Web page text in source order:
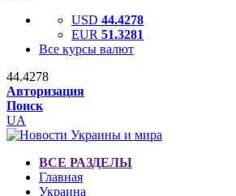
USD 44.4278
EUR 51.3281
Все курсы валют
44.4278
Авторизация
Поиск
UA
ВСЕ РАЗДЕЛЫ
Главная
Украина